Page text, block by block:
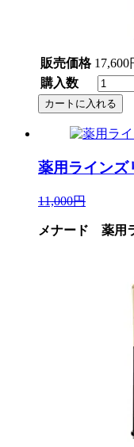
販売価格
購入数
薬用ラインズ
11,000円
メナード 薬用